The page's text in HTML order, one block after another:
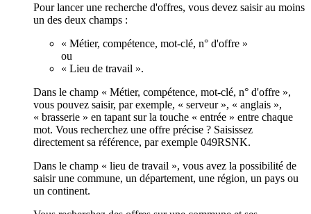
Pour lancer une recherche d'offres, vous devez saisir au moins
un des deux champs :
« Métier, compétence, mot-clé, n° d'offre »
ou
« Lieu de travail ».
Dans le champ « Métier, compétence, mot-clé, n° d'offre »,
vous pouvez saisir, par exemple, « serveur », « anglais »,
« brasserie » en tapant sur la touche « entrée » entre chaque
mot. Vous recherchez une offre précise ? Saisissez
directement sa référence, par exemple 049RSNK.
Dans le champ « lieu de travail », vous avez la possibilité de
saisir une commune, un département, une région, un pays ou
un continent.